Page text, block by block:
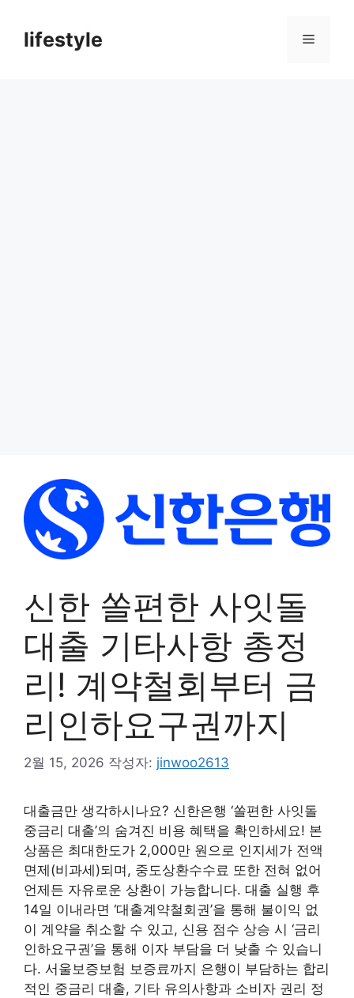
lifestyle 메
신한 쏠편한 사잇돌
대출 기타사항 총정
리! 계약철회부터 금
리인하요구권까지
2월 15, 2026 작성자: jinwoo2613
대출금만 생각하시나요? 신한은행 ‘쏠편한 사잇돌
중금리 대출’의 숨겨진 비용 혜택을 확인하세요! 본
상품은 최대한도가 2,000만 원으로 인지세가 전액
면제(비과세)되며, 중도상환수수료 또한 전혀 없어
언제든 자유로운 상환이 가능합니다. 대출 실행 후
14일 이내라면 ‘대출계약철회권’을 통해 불이익 없
이 계약을 취소할 수 있고, 신용 점수 상승 시 ‘금리
인하요구권’을 통해 이자 부담을 더 낮출 수 있습니
다. 서울보증보험 보증료까지 은행이 부담하는 합리
적인 중금리 대출, 기타 유의사항과 소비자 권리 정